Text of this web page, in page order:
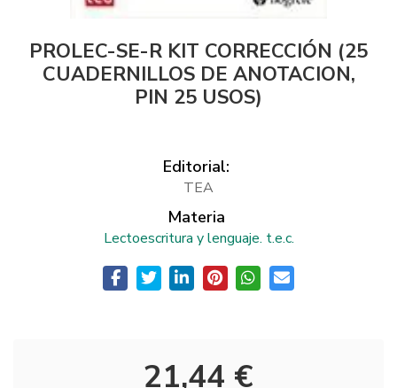
PROLEC-SE-R KIT CORRECCIÓN (25
CUADERNILLOS DE ANOTACION,
PIN 25 USOS)
Editorial:
TEA
Materia
Lectoescritura y lenguaje. t.e.c.
21,44 €